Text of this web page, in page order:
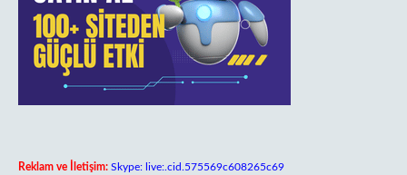
Reklam ve İletişim: Skype: live:.cid.575569c608265c69